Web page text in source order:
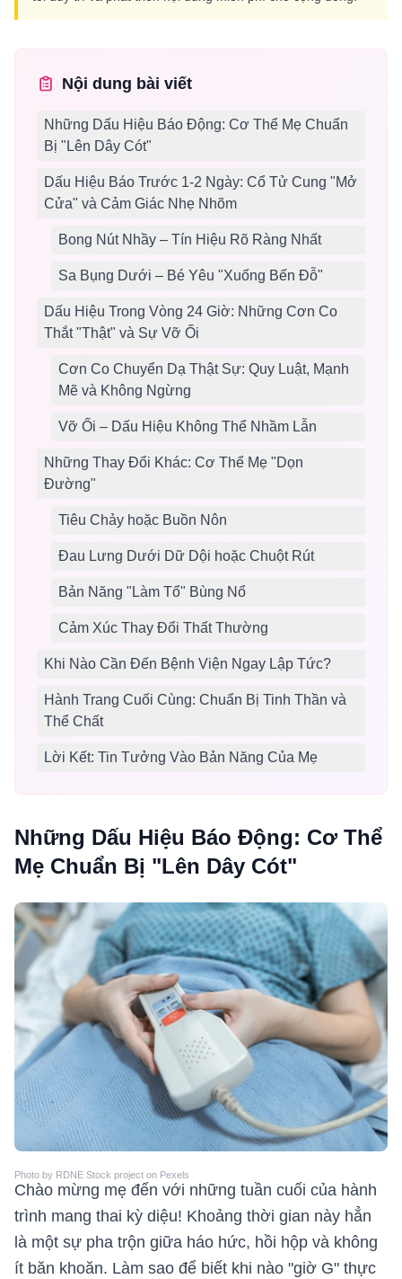
Nội dung bài viết
Những Dấu Hiệu Báo Động: Cơ Thể Mẹ Chuẩn
Bị "Lên Dây Cót"
Dấu Hiệu Báo Trước 1-2 Ngày: Cổ Tử Cung "Mở
Cửa" và Cảm Giác Nhẹ Nhõm
Bong Nút Nhầy – Tín Hiệu Rõ Ràng Nhất
Sa Bụng Dưới – Bé Yêu "Xuống Bến Đỗ"
Dấu Hiệu Trong Vòng 24 Giờ: Những Cơn Co
Thắt "Thật" và Sự Vỡ Ối
Cơn Co Chuyển Dạ Thật Sự: Quy Luật, Mạnh
Mẽ và Không Ngừng
Vỡ Ối – Dấu Hiệu Không Thể Nhầm Lẫn
Những Thay Đổi Khác: Cơ Thể Mẹ "Dọn
Đường"
Tiêu Chảy hoặc Buồn Nôn
Đau Lưng Dưới Dữ Dội hoặc Chuột Rút
Bản Năng "Làm Tổ" Bùng Nổ
Cảm Xúc Thay Đổi Thất Thường
Khi Nào Cần Đến Bệnh Viện Ngay Lập Tức?
Hành Trang Cuối Cùng: Chuẩn Bị Tinh Thần và
Thể Chất
Lời Kết: Tin Tưởng Vào Bản Năng Của Mẹ
Những Dấu Hiệu Báo Động: Cơ Thể
Mẹ Chuẩn Bị "Lên Dây Cót"
Photo by RDNE Stock project on Pexels
Chào mừng mẹ đến với những tuần cuối của hành
trình mang thai kỳ diệu! Khoảng thời gian này hẳn
là một sự pha trộn giữa háo hức, hồi hộp và không
ít băn khoăn. Làm sao để biết khi nào "giờ G" thực